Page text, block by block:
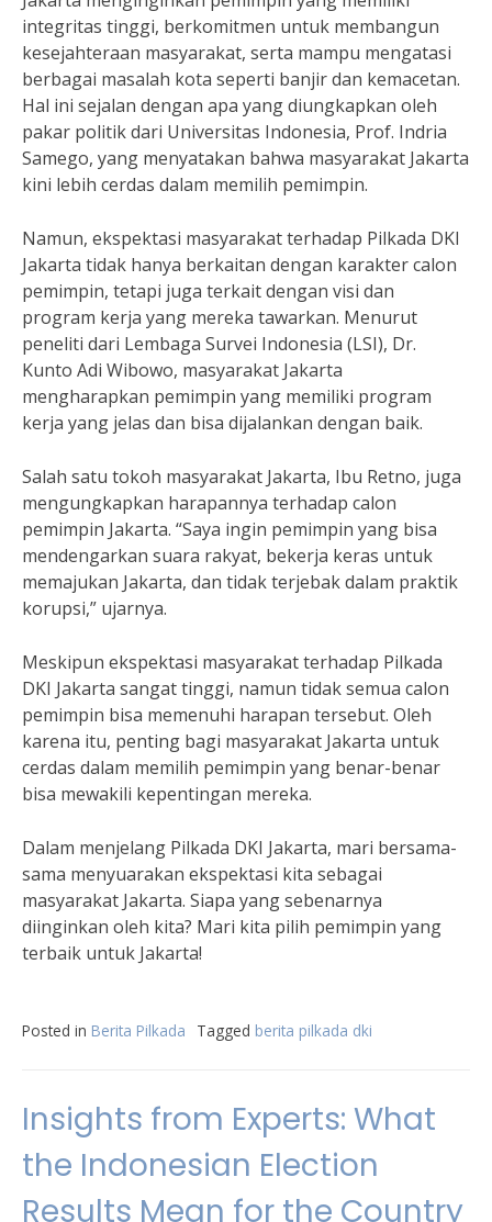
integritas tinggi, berkomitmen untuk membangun
kesejahteraan masyarakat, serta mampu mengatasi
berbagai masalah kota seperti banjir dan kemacetan.
Hal ini sejalan dengan apa yang diungkapkan oleh
pakar politik dari Universitas Indonesia, Prof. Indria
Samego, yang menyatakan bahwa masyarakat Jakarta
kini lebih cerdas dalam memilih pemimpin.
Namun, ekspektasi masyarakat terhadap Pilkada DKI
Jakarta tidak hanya berkaitan dengan karakter calon
pemimpin, tetapi juga terkait dengan visi dan
program kerja yang mereka tawarkan. Menurut
peneliti dari Lembaga Survei Indonesia (LSI), Dr.
Kunto Adi Wibowo, masyarakat Jakarta
mengharapkan pemimpin yang memiliki program
kerja yang jelas dan bisa dijalankan dengan baik.
Salah satu tokoh masyarakat Jakarta, Ibu Retno, juga
mengungkapkan harapannya terhadap calon
pemimpin Jakarta. “Saya ingin pemimpin yang bisa
mendengarkan suara rakyat, bekerja keras untuk
memajukan Jakarta, dan tidak terjebak dalam praktik
korupsi,” ujarnya.
Meskipun ekspektasi masyarakat terhadap Pilkada
DKI Jakarta sangat tinggi, namun tidak semua calon
pemimpin bisa memenuhi harapan tersebut. Oleh
karena itu, penting bagi masyarakat Jakarta untuk
cerdas dalam memilih pemimpin yang benar-benar
bisa mewakili kepentingan mereka.
Dalam menjelang Pilkada DKI Jakarta, mari bersama-
sama menyuarakan ekspektasi kita sebagai
masyarakat Jakarta. Siapa yang sebenarnya
diinginkan oleh kita? Mari kita pilih pemimpin yang
terbaik untuk Jakarta!
Posted in Berita Pilkada Tagged berita pilkada dki
Insights from Experts: What
the Indonesian Election
Results Mean for the Country